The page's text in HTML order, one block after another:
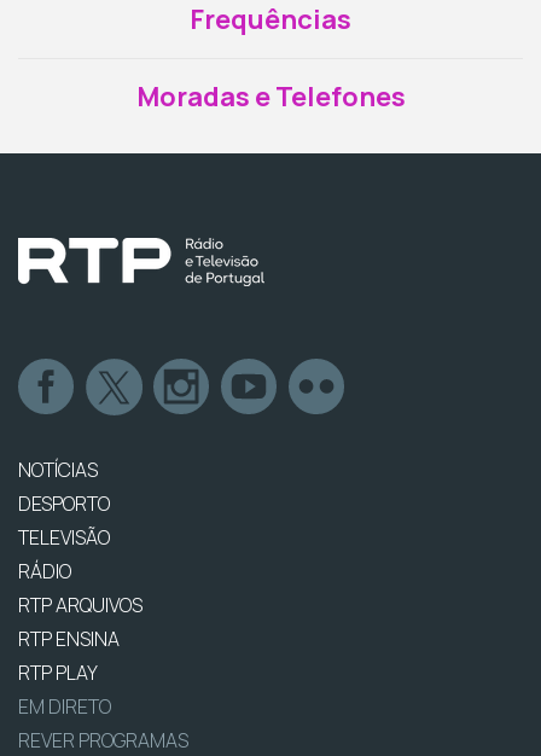
Frequências
Moradas e Telefones
NOTÍCIAS
DESPORTO
TELEVISÃO
RÁDIO
RTP ARQUIVOS
RTP ENSINA
RTP PLAY
EM DIRETO
REVER PROGRAMAS